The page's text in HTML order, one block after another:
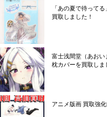
「あの夏で待って
買取しました！
富士浅間堂（あおい
枕カバーを買取しま
アニメ版画 買取強